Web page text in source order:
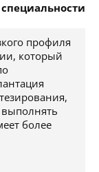
профиля
который
более